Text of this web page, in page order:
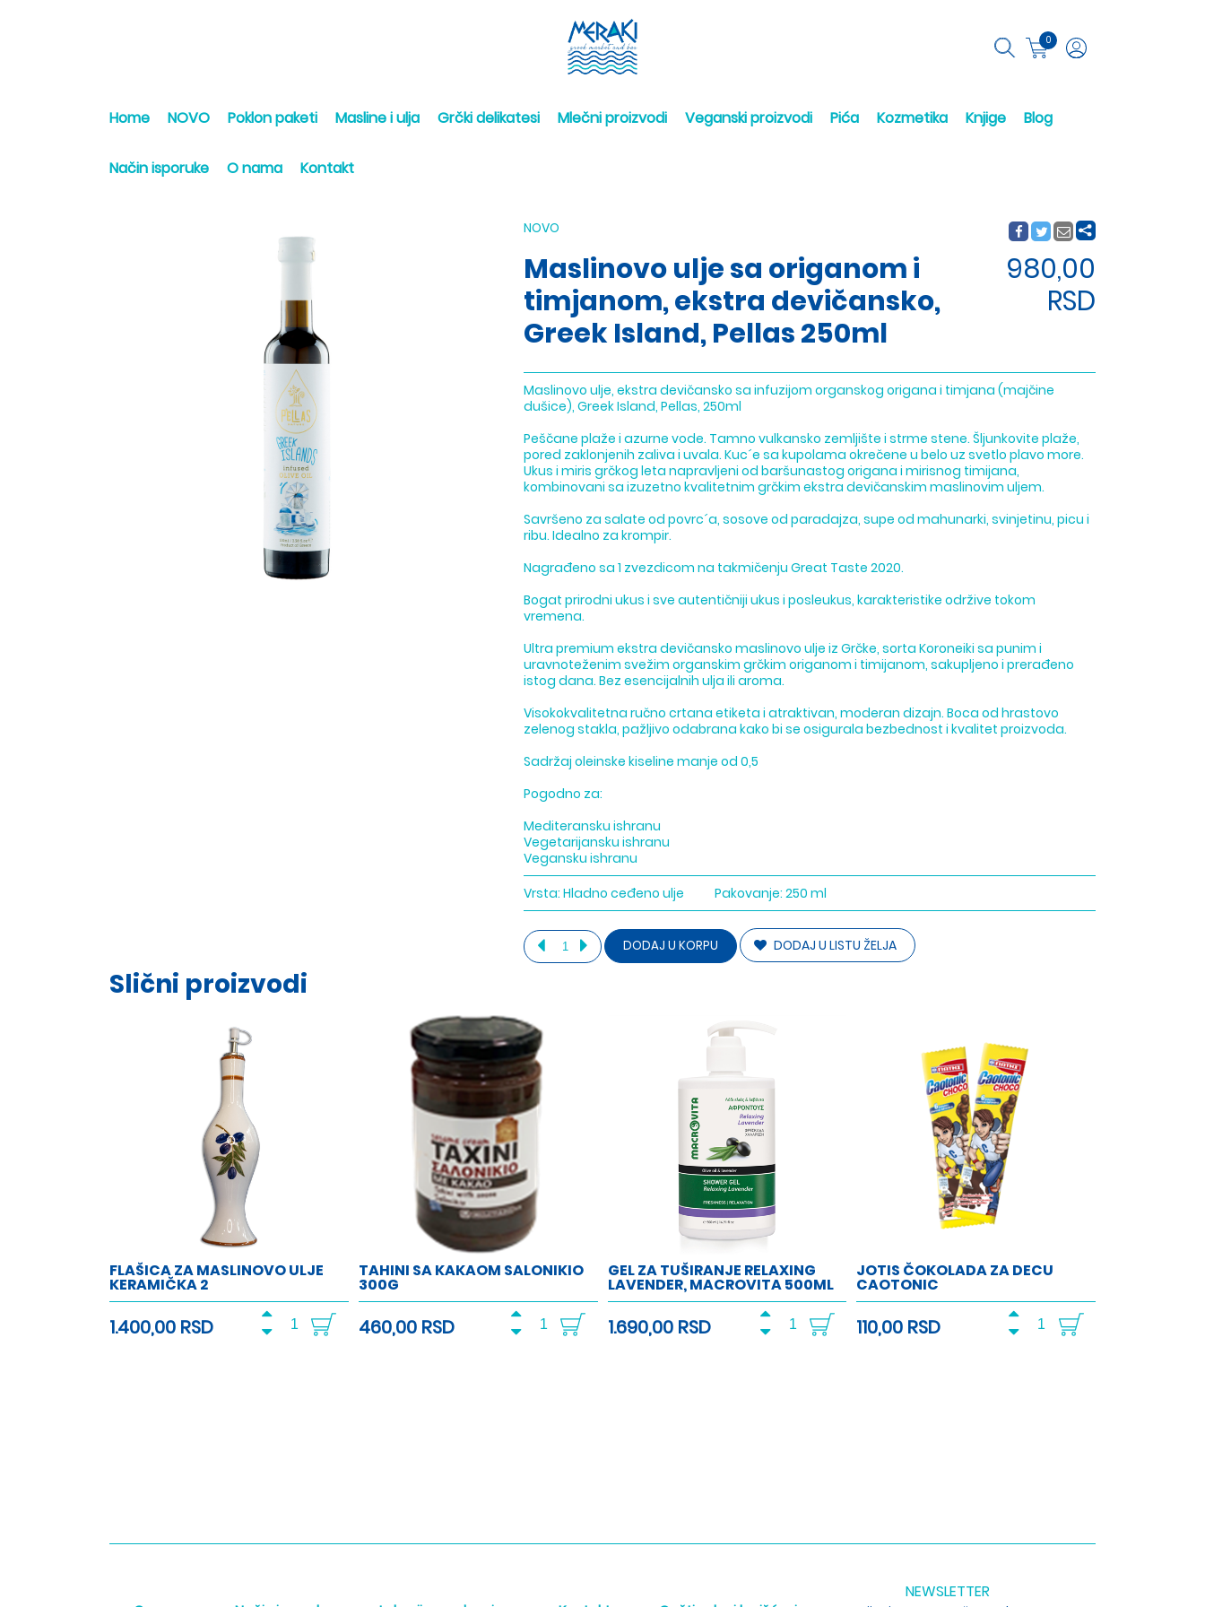
0
Home NOVO Poklon paketi Masline i ulja Grčki delikatesi Mlečni proizvodi Veganski proizvodi Pića Kozmetika Knjige Blog
Način isporuke O nama Kontakt
NOVO
Maslinovo ulje sa origanom i
timjanom, ekstra devičansko,
Greek Island, Pellas 250ml
980,00
RSD
Maslinovo ulje, ekstra devičansko sa infuzijom organskog origana i timjana (majčine
dušice), Greek Island, Pellas, 250ml
Peščane plaže i azurne vode. Tamno vulkansko zemljište i strme stene. Šljunkovite plaže,
pored zaklonjenih zaliva i uvala. Kuc´e sa kupolama okrečene u belo uz svetlo plavo more.
Ukus i miris grčkog leta napravljeni od baršunastog origana i mirisnog timijana,
kombinovani sa izuzetno kvalitetnim grčkim ekstra devičanskim maslinovim uljem.
Savršeno za salate od povrc´a, sosove od paradajza, supe od mahunarki, svinjetinu, picu i
ribu. Idealno za krompir.
Nagrađeno sa 1 zvezdicom na takmičenju Great Taste 2020.
Bogat prirodni ukus i sve autentičniji ukus i posleukus, karakteristike održive tokom
vremena.
Ultra premium ekstra devičansko maslinovo ulje iz Grčke, sorta Koroneiki sa punim i
uravnoteženim svežim organskim grčkim origanom i timijanom, sakupljeno i prerađeno
istog dana. Bez esencijalnih ulja ili aroma.
Visokokvalitetna ručno crtana etiketa i atraktivan, moderan dizajn. Boca od hrastovo
zelenog stakla, pažljivo odabrana kako bi se osigurala bezbednost i kvalitet proizvoda.
Sadržaj oleinske kiseline manje od 0,5
Pogodno za:
Mediteransku ishranu
Vegetarijansku ishranu
Vegansku ishranu
Vrsta: Hladno ceđeno ulje Pakovanje: 250 ml
DODAJ U KORPU DODAJ U LISTU ŽELJA
Slični proizvodi
FLAŠICA ZA MASLINOVO ULJE
KERAMIČKA 2
1.400,00 RSD
TAHINI SA KAKAOM SALONIKIO
300G
460,00 RSD
GEL ZA TUŠIRANJE RELAXING
LAVENDER, MACROVITA 500ML
1.690,00 RSD
JOTIS ČOKOLADA ZA DECU
CAOTONIC
110,00 RSD
NEWSLETTER